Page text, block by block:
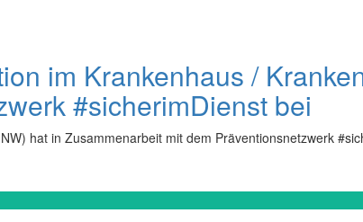
im Krankenhaus /
#sicherimDienst bei
hat in Zusammenarbeit mit dem Präventionsnetzwerk